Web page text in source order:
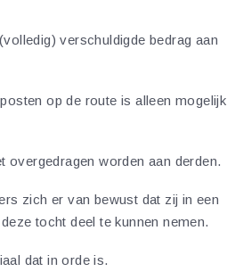
verschuldigde bedrag aan
op de route is alleen mogelijk
overgedragen worden aan derden.
zich er van bewust dat zij in een
tocht deel te kunnen nemen.
dat in orde is.